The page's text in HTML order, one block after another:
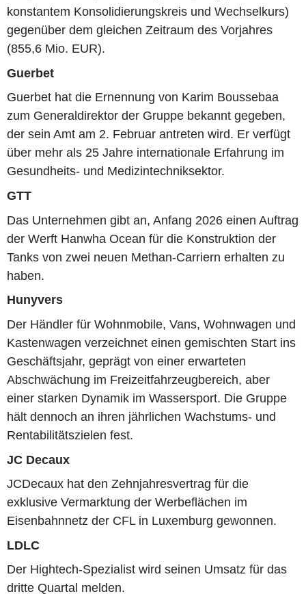
konstantem Konsolidierungskreis und Wechselkurs)
gegenüber dem gleichen Zeitraum des Vorjahres
(855,6 Mio. EUR).
Guerbet
Guerbet hat die Ernennung von Karim Boussebaa
zum Generaldirektor der Gruppe bekannt gegeben,
der sein Amt am 2. Februar antreten wird. Er verfügt
über mehr als 25 Jahre internationale Erfahrung im
Gesundheits- und Medizintechniksektor.
GTT
Das Unternehmen gibt an, Anfang 2026 einen Auftrag
der Werft Hanwha Ocean für die Konstruktion der
Tanks von zwei neuen Methan-Carriern erhalten zu
haben.
Hunyvers
Der Händler für Wohnmobile, Vans, Wohnwagen und
Kastenwagen verzeichnet einen gemischten Start ins
Geschäftsjahr, geprägt von einer erwarteten
Abschwächung im Freizeitfahrzeugbereich, aber
einer starken Dynamik im Wassersport. Die Gruppe
hält dennoch an ihren jährlichen Wachstums- und
Rentabilitätszielen fest.
JC Decaux
JCDecaux hat den Zehnjahresvertrag für die
exklusive Vermarktung der Werbeflächen im
Eisenbahnnetz der CFL in Luxemburg gewonnen.
LDLC
Der Hightech-Spezialist wird seinen Umsatz für das
dritte Quartal melden.